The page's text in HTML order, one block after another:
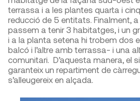
terrassa i a les plantes quarta i
reducció de 5 entitats. Finalment,
passem a tenir 3 habitatges, i un
i a la planta setena hi trobem dos
balcó i l’altre amb terrassa- i una
comunitari. D’aquesta manera, el
garanteix un repartiment de
s’alleugereix en alçada.